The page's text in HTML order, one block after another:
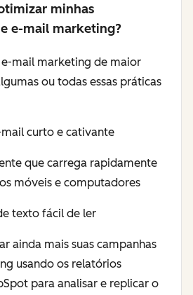
minhas
e-mail marketing?
e-mail marketing de maior
ou todas essas práticas
curto e cativante
que carrega rapidamente
móveis e computadores
texto fácil de ler
ainda mais suas campanhas
usando os relatórios
para analisar e replicar o